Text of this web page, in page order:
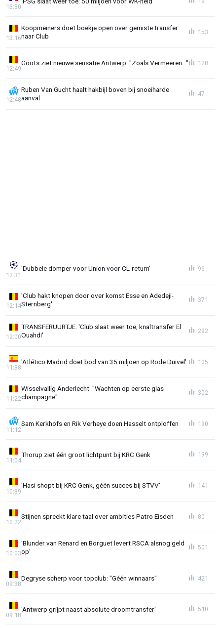
13:30
Koopmeiners doet boekje open over gemiste transfer
naar Club
13:16
153
Goots ziet nieuwe sensatie Antwerp: "Zoals Vermeeren..."
12:49
128
Ruben Van Gucht haalt hakbijl boven bij snoeiharde
aanval
12:48
47
'Dubbele domper voor Union voor CL-return'
12:31
96
'Club hakt knopen door over komst Esse en Adedeji-
Sternberg'
12:14
371
TRANSFERUURTJE: 'Club slaat weer toe, knaltransfer El
Ouahdi'
12:00
292
'Atlético Madrid doet bod van 35 miljoen op Rode Duivel'
11:38
105
Wisselvallig Anderlecht: "Wachten op eerste glas
champagne"
11:22
302
Sam Kerkhofs en Rik Verheye doen Hasselt ontploffen
11:12
190
Thorup ziet één groot lichtpunt bij KRC Genk
11:04
199
'Hasi shopt bij KRC Genk, géén succes bij STVV'
10:39
141
Stijnen spreekt klare taal over ambities Patro Eisden
10:22
80
'Blunder van Renard en Borguet levert RSCA alsnog geld
op'
10:03
501
Degryse scherp voor topclub: "Géén winnaars"
09:38
421
'Antwerp grijpt naast absolute droomtransfer'
09:18
510